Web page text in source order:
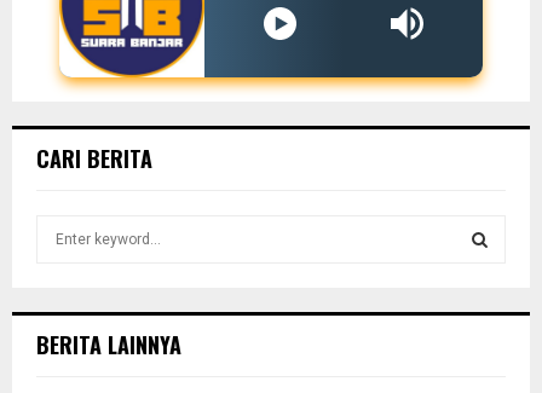
CARI BERITA
h
BERITA LAINNYA